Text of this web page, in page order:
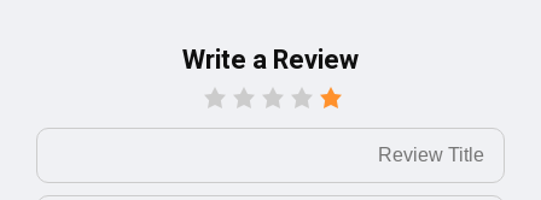
Write a Review